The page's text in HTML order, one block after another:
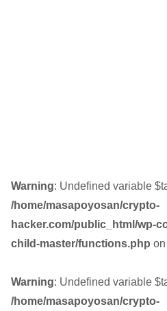
Warning: Undefined variable
/home/masapoyosan/crypto-
hacker.com/public_html/wp-
child-master/functions.php
Warning: Undefined variable
/home/masapoyosan/crypto-